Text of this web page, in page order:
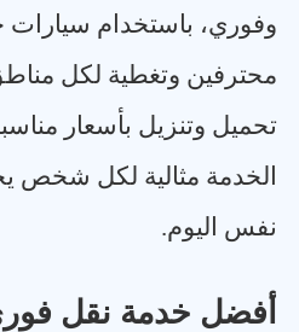
وفوري، باستخدام سيارات
محترفين وتغطية لكل
تحميل وتنزيل بأسعار
الخدمة مثالية لكل شخص
نفس اليوم.
أفضل خدمة نقل